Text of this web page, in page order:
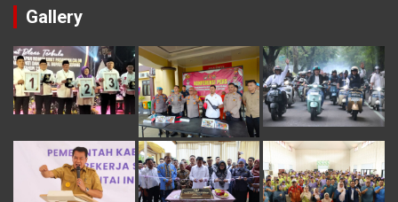
Gallery